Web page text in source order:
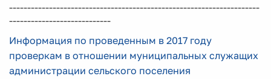
---------------------------------------------------------------------
----------------------------
Информация по проведенным в 2017 году
проверкам в отношении муниципальных служащих
администрации сельского поселения